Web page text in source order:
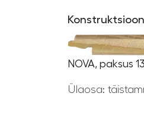
Konstruktsioon
NOVA, paksus
Ülaosa: